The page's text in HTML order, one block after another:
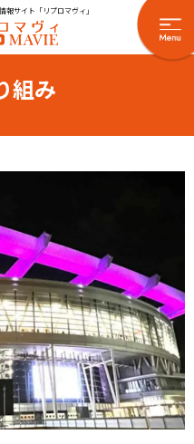
報サイト「リプロマヴィ」
組み